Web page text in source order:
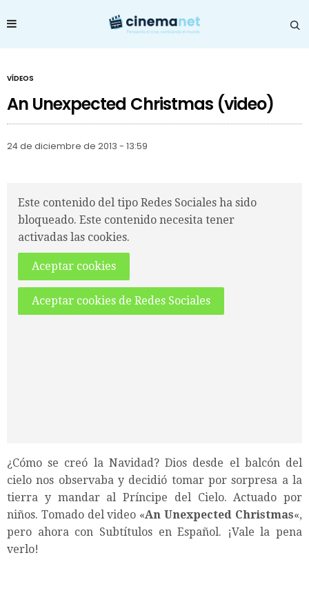
VÍDEOS
An Unexpected Christmas (video)
24 de diciembre de 2013 - 13:59
Este contenido del tipo Redes Sociales ha sido
bloqueado. Este contenido necesita tener
activadas las cookies.
Aceptar cookies
Aceptar cookies de Redes Sociales
¿Cómo se creó la Navidad? Dios desde el balcón del
cielo nos observaba y decidió tomar por sorpresa a la
tierra y mandar al Príncipe del Cielo. Actuado por
niños. Tomado del video «An Unexpected Christmas«,
pero ahora con Subtítulos en Español. ¡Vale la pena
verlo!